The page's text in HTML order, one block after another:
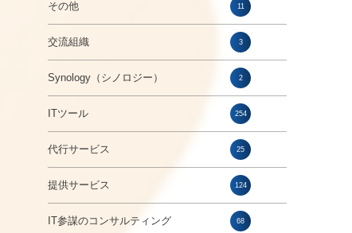
その他 11
交流組織 3
Synology（シノロジー） 2
ITツール 254
代行サービス 25
提供サービス 124
IT参謀のコンサルティング 68